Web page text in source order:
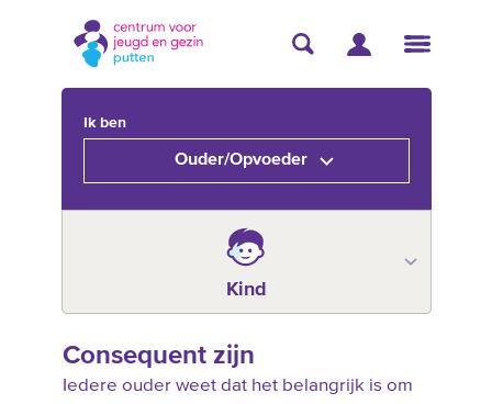
Ik ben
Ouder/Opvoeder
Kind
Consequent zijn
Iedere ouder weet dat het belangrijk is om